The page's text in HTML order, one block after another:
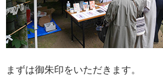
まずは御朱印をいただきます。